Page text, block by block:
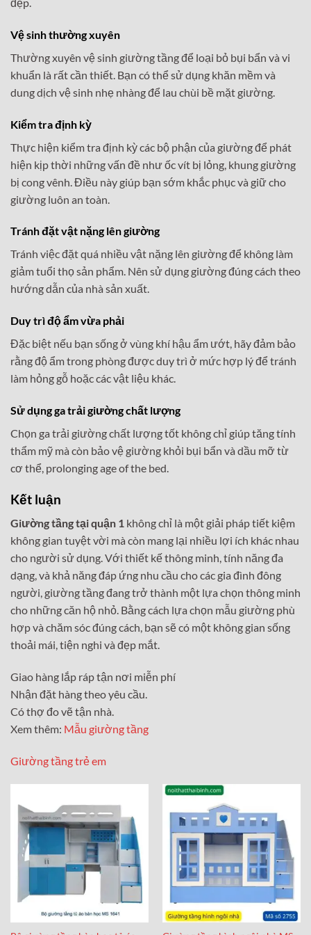
Vệ sinh thường xuyên
Thường xuyên vệ sinh giường tầng để loại bỏ bụi bẩn và vi
khuẩn là rất cần thiết. Bạn có thể sử dụng khăn mềm và
dung dịch vệ sinh nhẹ nhàng để lau chùi bề mặt giường.
Kiểm tra định kỳ
Thực hiện kiểm tra định kỳ các bộ phận của giường để phát
hiện kịp thời những vấn đề như ốc vít bị lỏng, khung giường
bị cong vênh. Điều này giúp bạn sớm khắc phục và giữ cho
giường luôn an toàn.
Tránh đặt vật nặng lên giường
Tránh việc đặt quá nhiều vật nặng lên giường để không làm
giảm tuổi thọ sản phẩm. Nên sử dụng giường đúng cách theo
hướng dẫn của nhà sản xuất.
Duy trì độ ẩm vừa phải
Đặc biệt nếu bạn sống ở vùng khí hậu ẩm ướt, hãy đảm bảo
rằng độ ẩm trong phòng được duy trì ở mức hợp lý để tránh
làm hỏng gỗ hoặc các vật liệu khác.
Sử dụng ga trải giường chất lượng
Chọn ga trải giường chất lượng tốt không chỉ giúp tăng tính
thẩm mỹ mà còn bảo vệ giường khỏi bụi bẩn và dầu mỡ từ
cơ thể, prolonging age of the bed.
Kết luận
Giường tầng tại quận 1 không chỉ là một giải pháp tiết kiệm
không gian tuyệt vời mà còn mang lại nhiều lợi ích khác nhau
cho người sử dụng. Với thiết kế thông minh, tính năng đa
dạng, và khả năng đáp ứng nhu cầu cho các gia đình đông
người, giường tầng đang trở thành một lựa chọn thông minh
cho những căn hộ nhỏ. Bằng cách lựa chọn mẫu giường phù
hợp và chăm sóc đúng cách, bạn sẽ có một không gian sống
thoải mái, tiện nghi và đẹp mắt.
Giao hàng lắp ráp tận nơi miễn phí
Nhận đặt hàng theo yêu cầu.
Có thợ đo vẽ tận nhà.
Xem thêm: Mẫu giường tầng
Giường tầng trẻ em